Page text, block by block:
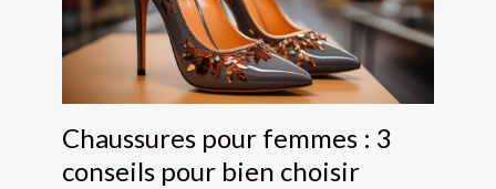
Chaussures pour femmes : 3
conseils pour bien choisir